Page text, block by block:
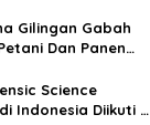
Gilingan Gabah
Dan Panen
Science
Indonesia Diikuti 17